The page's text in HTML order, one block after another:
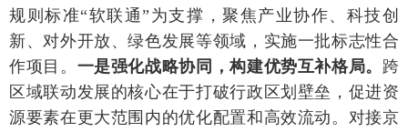
规则标准“软联通”为支撑，聚焦产业协作、科技创
新、对外开放、绿色发展等领域，实施一批标志性合
作项目。 一是强化战略协同，构建优势互补格局。 跨
区域联动发展的核心在于打破行政区划壁垒，促进资
源要素在更大范围内的优化配置和高效流动。对接京